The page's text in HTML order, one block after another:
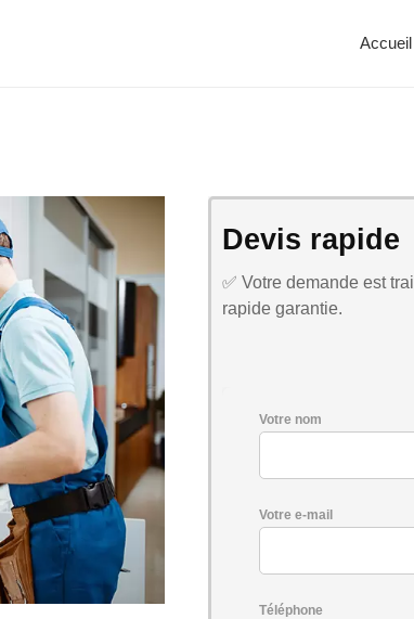
Accueil
Devis rapide
✅ Votre demande est
rapide garantie.
Votre nom
Votre e-mail
Téléphone